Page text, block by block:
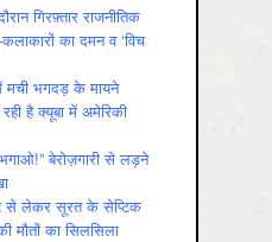
गिरफ़्तार राजनीतिक
कलाकारों का दमन व ‘विच
मची भगदड़ के मायने
है क्यूबा में अमेरिकी
बेरोज़गारी से लड़ने
से लेकर सूरत के सेप्टिक
मौतों का सिलसिला